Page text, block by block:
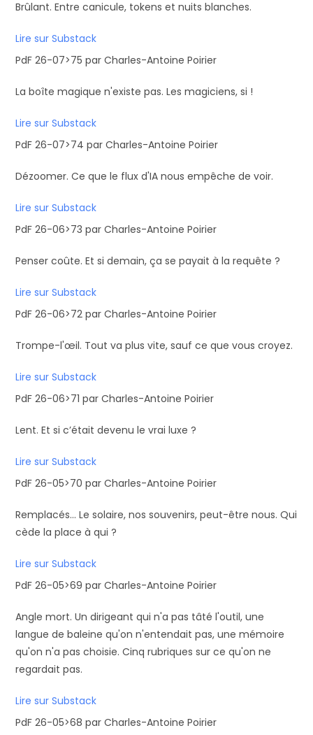
Brûlant. Entre canicule, tokens et nuits blanches.
Lire sur Substack
PdF 26-07>75 par Charles-Antoine Poirier
La boîte magique n'existe pas. Les magiciens, si !
Lire sur Substack
PdF 26-07>74 par Charles-Antoine Poirier
Dézoomer. Ce que le flux d'IA nous empêche de voir.
Lire sur Substack
PdF 26-06>73 par Charles-Antoine Poirier
Penser coûte. Et si demain, ça se payait à la requête ?
Lire sur Substack
PdF 26-06>72 par Charles-Antoine Poirier
Trompe-l'œil. Tout va plus vite, sauf ce que vous croyez.
Lire sur Substack
PdF 26-06>71 par Charles-Antoine Poirier
Lent. Et si c’était devenu le vrai luxe ?
Lire sur Substack
PdF 26-05>70 par Charles-Antoine Poirier
Remplacés… Le solaire, nos souvenirs, peut-être nous. Qui
cède la place à qui ?
Lire sur Substack
PdF 26-05>69 par Charles-Antoine Poirier
Angle mort. Un dirigeant qui n'a pas tâté l'outil, une
langue de baleine qu'on n'entendait pas, une mémoire
qu'on n'a pas choisie. Cinq rubriques sur ce qu'on ne
regardait pas.
Lire sur Substack
PdF 26-05>68 par Charles-Antoine Poirier